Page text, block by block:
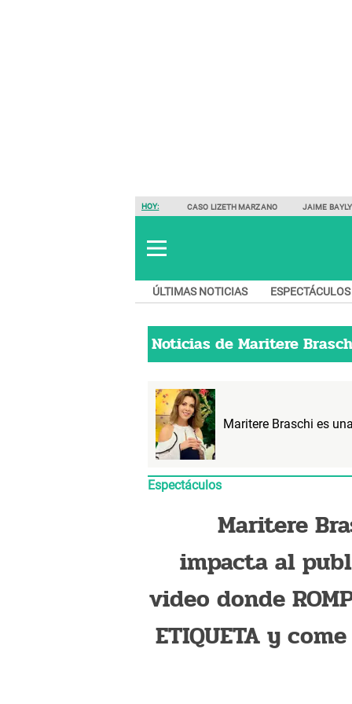
HOY: CASO LIZETH MARZANO JAIME BAYLY
ÚLTIMAS NOTICIAS ESPECTÁCULOS
Noticias deMaritere
Maritere Braschi es
Espectáculos
Maritere
impacta al
video donde
ETIQUETA y come